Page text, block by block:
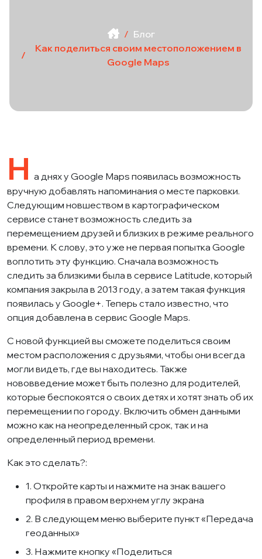
Блог
Как поделиться своим местоположением в
Google Maps
Н а днях у Google Maps появилась возможность
вручную добавлять напоминания о месте парковки.
Следующим новшеством в картографическом
сервисе станет возможность следить за
перемещением друзей и близких в режиме реального
времени. К слову, это уже не первая попытка Google
воплотить эту функцию. Сначала возможность
следить за близкими была в сервисе Latitude, который
компания закрыла в 2013 году, а затем такая функция
появилась у Google+. Теперь стало известно, что
опция добавлена ​​в сервис Google Maps.
С новой функцией вы сможете поделиться своим
местом расположения с друзьями, чтобы они всегда
могли видеть, где вы находитесь. Также
нововведение может быть полезно для родителей,
которые беспокоятся о своих детях и хотят знать об их
перемещении по городу. Включить обмен данными
можно как на неопределенный срок, так и на
определенный период времени.
Как это сделать?:
1. Откройте карты и нажмите на знак вашего
профиля в правом верхнем углу экрана
2. В следующем меню выберите пункт «Передача
геоданных»
3. Нажмите кнопку «Поделиться